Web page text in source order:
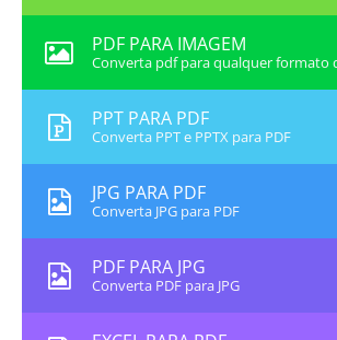
PDF PARA IMAGEM
Converta pdf para qualquer formato
PPT PARA PDF
Converta PPT e PPTX para PDF
JPG PARA PDF
Converta JPG para PDF
PDF PARA JPG
Converta PDF para JPG